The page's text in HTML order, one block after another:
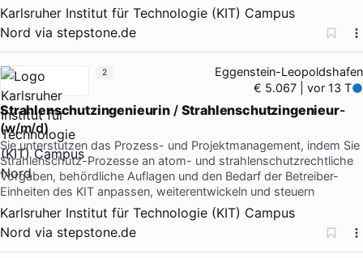
Karlsruher Institut für Technologie (KIT) Campus
Nord via stepstone.de
Eggenstein-Leopoldshafen
€ 5.067 | vor 13 T
Strahlenschutzingenieurin / Strahlenschutzingenieur-
(w/m/d)
Sie unterstützen das Prozess- und Projektmanagement, indem Sie
Strahlenschutz-Prozesse an atom- und strahlenschutzrechtliche
Vorgaben, behördliche Auflagen und den Bedarf der Betreiber-
Einheiten des KIT anpassen, weiterentwickeln und steuern
Karlsruher Institut für Technologie (KIT) Campus
Nord via stepstone.de
2